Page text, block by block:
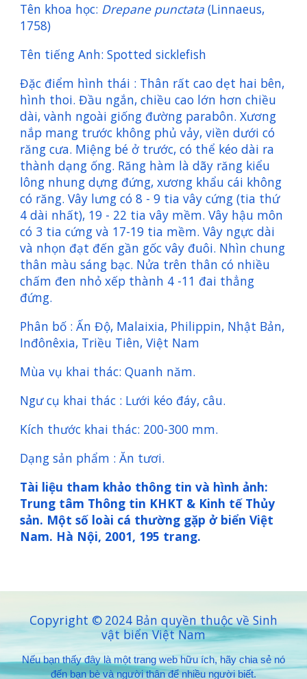
Tên khoa học: Drepane punctata(Linnaeus,
1758)
Tên tiếng Anh: Spotted sicklefish
Đặc điểm hình thái : Thân rất cao dẹt hai bên,
hình thoi. Đầu ngắn, chiều cao lớn hơn chiều
dài, vành ngoài giống đường parabôn. Xương
nắp mang trước không phủ vảy, viền dưới có
răng cưa. Miệng bé ở trước, có thể kéo dài ra
thành dạng ống. Răng hàm là dãy răng kiểu
lông nhung dựng đứng, xương khẩu cái không
có răng. Vây lưng có 8 - 9 tia vây cứng (tia thứ
4 dài nhất), 19 - 22 tia vây mềm. Vây hậu môn
có 3 tia cứng và 17-19 tia mềm. Vây ngực dài
và nhọn đạt đến gần gốc vây đuôi. Nhìn chung
thân màu sáng bạc. Nửa trên thân có nhiều
chấm đen nhỏ xếp thành 4 -11 đai thẳng
đứng.
Phân bố : Ấn Độ, Malaixia, Philippin, Nhật Bản,
Inđônêxia, Triều Tiên, Việt Nam
Mùa vụ khai thác: Quanh năm.
Ngư cụ khai thác : Lưới kéo đáy, câu.
Kích thước khai thác: 200-300 mm.
Dạng sản phẩm : Ăn tươi.
Tài liệu tham khảo thông tin và hình ảnh:
Trung tâm Thông tin KHKT & Kinh tế Thủy
sản. Một số loài cá thường gặp ở biển Việt
Nam. Hà Nội, 2001, 195 trang.
Copyright © 2024 Bản quyền thuộc về Sinh
vật biển Việt Nam
Nếu bạn thấy đây là một trang web hữu ích, hãy chia sẻ nó
đến bạn bè và người thân để nhiều người biết.